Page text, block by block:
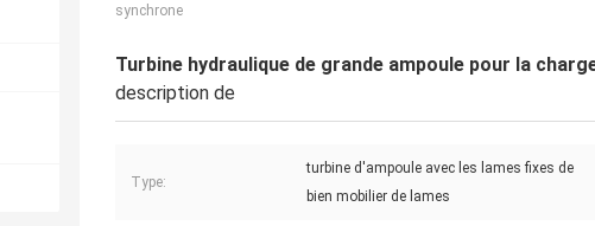
synchrone
Turbine hydraulique de grande ampoule pour la
description de
Type:
turbine d'ampoule avec les lames fixes de
bien mobilier de lames